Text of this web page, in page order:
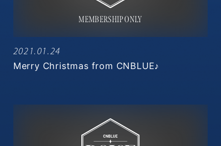
2021.01.24
Merry Christmas from CNBLUE♪